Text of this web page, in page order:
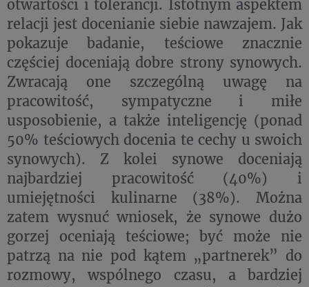
otwartości i tolerancji. Istotnym aspektem
relacji jest docenianie siebie nawzajem. Jak
pokazuje badanie, teściowe znacznie
częściej doceniają dobre strony synowych.
Zwracają one szczególną uwagę na
pracowitość, sympatyczne i miłe
usposobienie, a także inteligencję (ponad
50% teściowych docenia te cechy u swoich
synowych). Z kolei synowe doceniają
najbardziej pracowitość (40%) i
umiejętności kulinarne (38%). Można
zatem wysnuć wniosek, że synowe dużo
gorzej oceniają teściowe; być może nie
patrzą na nie pod kątem „partnerek” do
rozmowy, wspólnego czasu, a bardziej